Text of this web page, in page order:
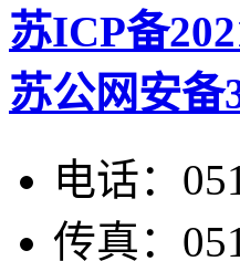
苏ICP备
苏公网安备
电话：
传真：